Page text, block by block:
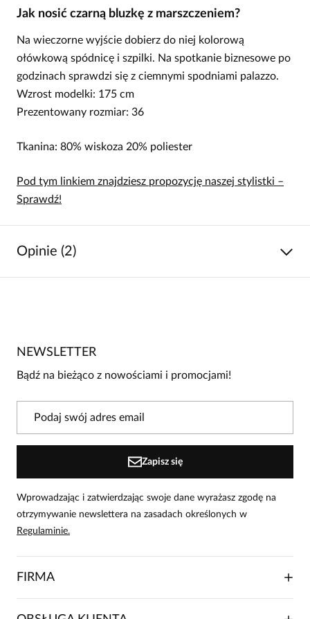
Jak nosić czarną bluzkę z marszczeniem?
Na wieczorne wyjście dobierz do niej kolorową
ołówkową spódnicę i szpilki. Na spotkanie biznesowe po
godzinach sprawdzi się z ciemnymi spodniami palazzo.
Wzrost modelki: 175 cm
Prezentowany rozmiar: 36
Tkanina: 80% wiskoza 20% poliester
Pod tym linkiem znajdziesz propozycję naszej stylistki –
Sprawdź!
Opinie (2)
4
3
1
0
W naszej witrynie opinie mogą dodawać tylko osoby, które
Anna
NEWSLETTER
Bądź na bieżąco z nowościami i promocjami!
Zapisz się
Wprowadzając i zatwierdzając swoje dane wyrażasz zgodę na
otrzymywanie newslettera na zasadach określonych w
Regulaminie.
FIRMA
O NAS